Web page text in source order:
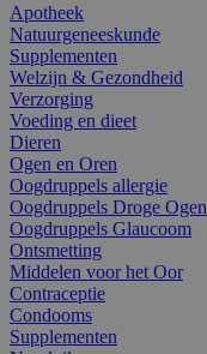
Apotheek
Natuurgeneeskunde
Supplementen
Welzijn & Gezondheid
Verzorging
Voeding en dieet
Dieren
Ogen en Oren
Oogdruppels allergie
Oogdruppels Droge Ogen
Oogdruppels Glaucoom
Ontsmetting
Middelen voor het Oor
Contraceptie
Condooms
Supplementen